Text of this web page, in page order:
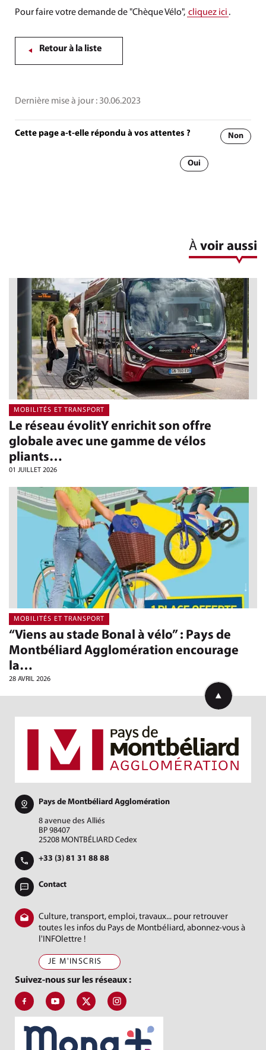
Pour faire votre demande de "Chèque Vélo", cliquez ici .
Retour à la liste
Dernière mise à jour : 30.06.2023
Cette page a-t-elle répondu à vos attentes ? Non
Oui
À voir aussi
Le réseau évolitY enrichit son offre
globale avec une gamme de vélos
pliants…
01 JUILLET 2026
MOBILITÉS ET TRANSPORT
“Viens au stade Bonal à vélo” : Pays de
Montbéliard Agglomération encourage
la…
28 AVRIL 2026
MOBILITÉS ET TRANSPORT
Retourner en
Pays de Montbéliard Agglomération
8 avenue des Alliés
BP 98407
25208 MONTBÉLIARD Cedex
+33 (3) 81 31 88 88
Contact
Culture, transport, emploi, travaux... pour retrouver
toutes les infos du Pays de Montbéliard, abonnez-vous à
l'INFOlettre !
JE M'INSCRIS
Suivez-nous sur les réseaux :
Suivez-nous sur Facebook, J'aime le Pays de Montbéliard
Suivez-nous sur Youtube, Pays de Montbéliard
Suivez-nous sur X, Pays de Montbéliard
Suivez-nous sur Instagram, Pays de